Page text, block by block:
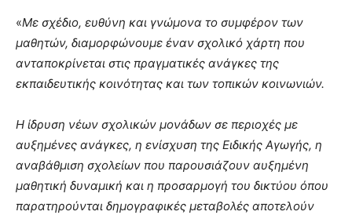
«Με σχέδιο, ευθύνη και γνώμονα το συμφέρον των
μαθητών, διαμορφώνουμε έναν σχολικό χάρτη που
ανταποκρίνεται στις πραγματικές ανάγκες της
εκπαιδευτικής κοινότητας και των τοπικών κοινωνιών.
Η ίδρυση νέων σχολικών μονάδων σε περιοχές με
αυξημένες ανάγκες, η ενίσχυση της Ειδικής Αγωγής, η
αναβάθμιση σχολείων που παρουσιάζουν αυξημένη
μαθητική δυναμική και η προσαρμογή του δικτύου όπου
παρατηρούνται δημογραφικές μεταβολές αποτελούν